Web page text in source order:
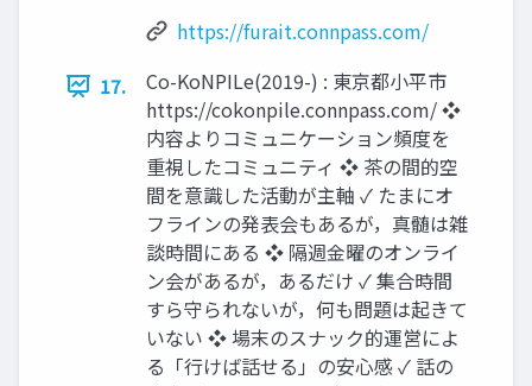
https://furait.connpass.com/
17.
Co-KoNPILe(2019-) : 東京都小平市
https://cokonpile.connpass.com/ ❖
内容よりコミュニケーション頻度を
重視したコミュニティ ❖ 茶の間的空
間を意識した活動が主軸 ✓ たまにオ
フラインの発表会もあるが，真髄は雑
談時間にある ❖ 隔週金曜のオンライ
ン会があるが，あるだけ ✓ 集合時間
すら守られないが，何も問題は起きて
いない ❖ 場末のスナック的運営によ
る「行けば話せる」の安心感 ✓ 話の